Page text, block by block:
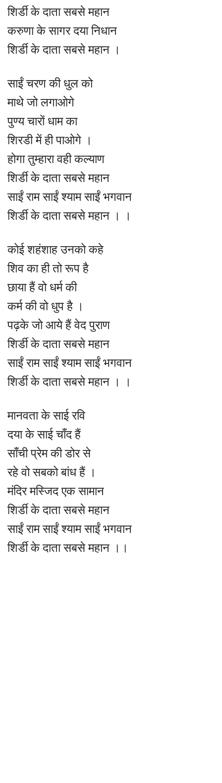
शिर्डी के दाता सबसे महान
करुणा के सागर दया निधान
शिर्डी के दाता सबसे महान ।
साईं चरण की धुल को
माथे जो लगाओगे
पुण्य चारों धाम का
शिरडी में ही पाओगे ।
होगा तुम्हारा वही कल्याण
शिर्डी के दाता सबसे महान
साईं राम साईं श्याम साईं भगवान
शिर्डी के दाता सबसे महान । ।
कोई शहंशाह उनको कहे
शिव का ही तो रूप है
छाया हैं वो धर्म की
कर्म की वो धुप है ।
पढ़के जो आये हैं वेद पुराण
शिर्डी के दाता सबसे महान
साईं राम साईं श्याम साईं भगवान
शिर्डी के दाता सबसे महान । ।
मानवता के साई रवि
दया के साई चाँद हैं
साँची प्रेम की डोर से
रहे वो सबको बांध हैं ।
मंदिर मस्जिद एक सामान
शिर्डी के दाता सबसे महान
साईं राम साईं श्याम साईं भगवान
शिर्डी के दाता सबसे महान ।।